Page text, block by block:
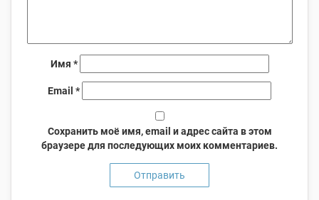
Имя *
Email *
Сохранить моё имя, email и адрес сайта в этом
браузере для последующих моих комментариев.